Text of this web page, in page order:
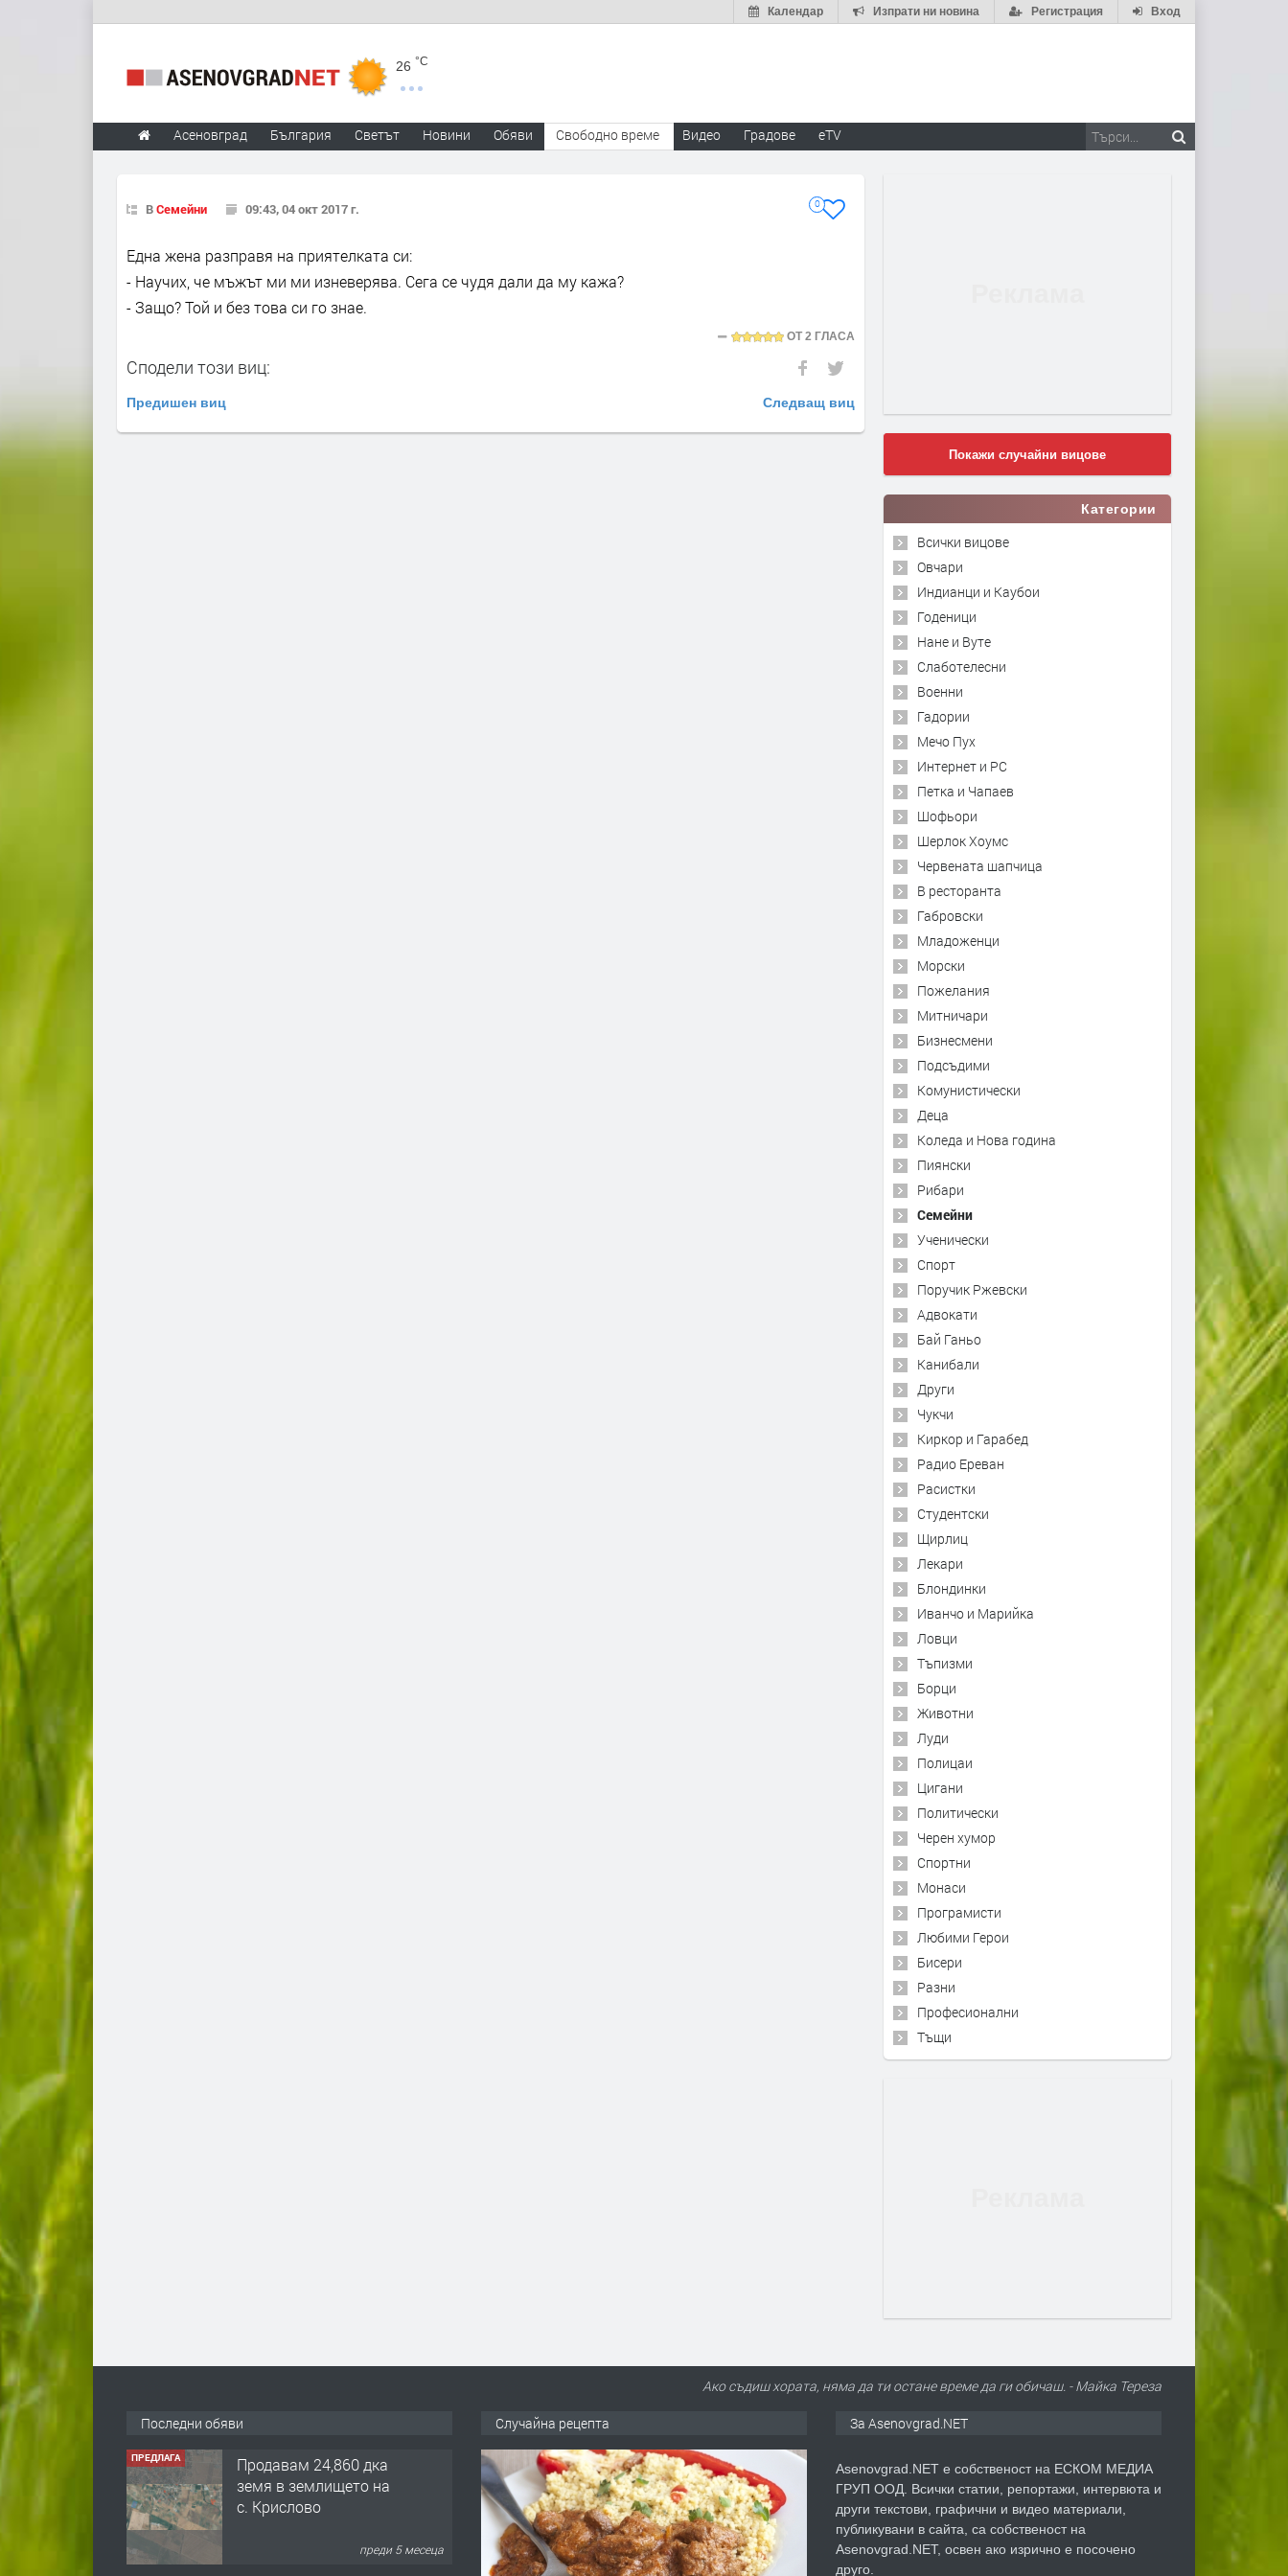
Вход
Регистрация
Изпрати ни новина
Календар
26 °C
Асеновград България Светът Новини Обяви Свободно време Видео Градове eTV
ВСемейни 09:43, 04 окт 2017 г. 0
Една жена разправя на приятелката си:
- Научих, че мъжът ми ми изневерява. Сега се чудя дали да му кажа?
- Защо? Той и без това си го знае.
ОТ2 ГЛАСА
Сподели този виц:
Предишен виц Следващ виц
Покажи случайни вицове
Категории
Всички вицове
Овчари
Индианци и Каубои
Годеници
Нане и Вуте
Слаботелесни
Военни
Гадории
Мечо Пух
Интернет и PC
Петка и Чапаев
Шофьори
Шерлок Хоумс
Червената шапчица
В ресторанта
Габровски
Младоженци
Морски
Пожелания
Митничари
Бизнесмени
Подсъдими
Комунистически
Деца
Коледа и Нова година
Пиянски
Рибари
Семейни
Ученически
Спорт
Поручик Ржевски
Адвокати
Бай Ганьо
Канибали
Други
Чукчи
Киркор и Гарабед
Радио Ереван
Расистки
Студентски
Щирлиц
Лекари
Блондинки
Иванчо и Марийка
Ловци
Тъпизми
Борци
Животни
Луди
Полицаи
Цигани
Политически
Черен хумор
Спортни
Монаси
Програмисти
Любими Герои
Бисери
Разни
Професионални
Тъщи
Ако съдиш хората, няма да ти остане време да ги обичаш. - Майка Тереза
Последни обяви
ПРЕДЛАГА
Продавам 24,860 дка
земя в землището на
с. Крислово
преди 5 месеца
Случайна рецепта За Asenovgrad.NET
Asenovgrad.NET е собственост на ЕСКОМ МЕДИА
ГРУП ООД. Всички статии, репортажи, интервюта и
други текстови, графични и видео материали,
публикувани в сайта, са собственост на
Asenovgrad.NET, освен ако изрично е посочено
друго.